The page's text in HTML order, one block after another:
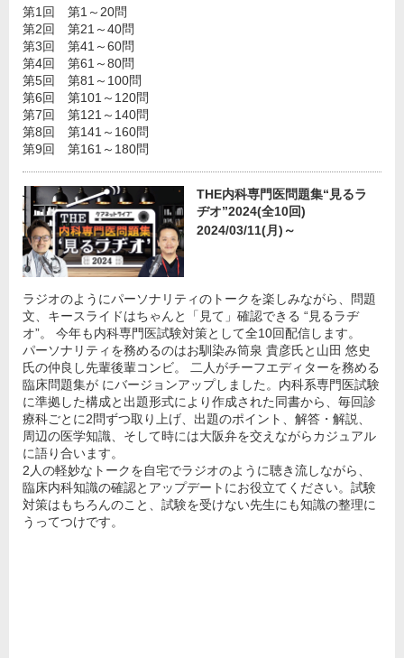
第1回 第1～20問
第2回 第21～40問
第3回 第41～60問
第4回 第61～80問
第5回 第81～100問
第6回 第101～120問
第7回 第121～140問
第8回 第141～160問
第9回 第161～180問
THE内科専門医問題集“見るラ
ヂオ”2024(全10回)
2024/03/11(月)～
ラジオのようにパーソナリティのトークを楽しみながら、問題
文、キースライドはちゃんと「見て」確認できる “見るラヂ
オ”。 今年も内科専門医試験対策として全10回配信します。
パーソナリティを務めるのはお馴染み筒泉 貴彦氏と山田 悠史
氏の仲良し先輩後輩コンビ。 二人がチーフエディターを務める
臨床問題集が にバージョンアップしました。内科系専門医試験
に準拠した構成と出題形式により作成された同書から、毎回診
療科ごとに2問ずつ取り上げ、出題のポイント、解答・解説、
周辺の医学知識、そして時には大阪弁を交えながらカジュアル
に語り合います。
2人の軽妙なトークを自宅でラジオのように聴き流しながら、
臨床内科知識の確認とアップデートにお役立てください。試験
対策はもちろんのこと、試験を受けない先生にも知識の整理に
うってつけです。